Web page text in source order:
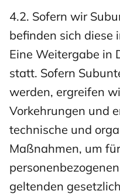
4.2. Sofern wir
befinden sich diese
Eine Weitergabe in
statt. Sofern
werden, ergreifen
Vorkehrungen und
technische und
Maßnahmen, um
geltenden